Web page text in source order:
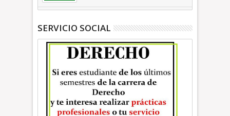
TIEMPO
SERVICIO SOCIAL